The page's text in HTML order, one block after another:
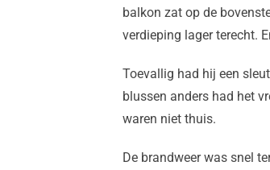
balkon zat op de
verdieping lager terecht.
Toevallig had hij een
blussen anders had het
waren niet thuis.
De brandweer was snel